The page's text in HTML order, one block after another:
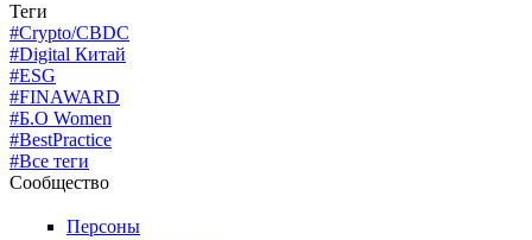
Теги
#Crypto/CBDC
#Digital Китай
#ESG
#FINAWARD
#Б.О Women
#BestPractice
#Все теги
Сообщество
Персоны